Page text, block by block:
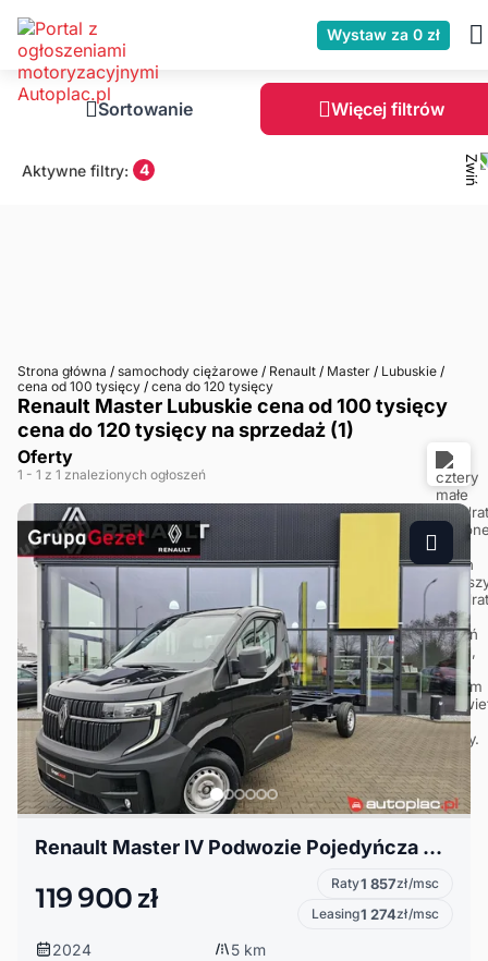
Wystaw za 0 zł
Sortowanie Więcej filtrów
Aktywne filtry: 4
Strona główna / samochody ciężarowe / Renault / Master / Lubuskie /
cena od 100 tysięcy / cena do 120 tysięcy
Renault Master Lubuskie cena od 100 tysięcy
cena do 120 tysięcy na sprzedaż (1)
Oferty
1 - 1 z 1 znalezionych ogłoszeń
Renault Master IV Podwozie Pojedyńcza Kabina FWD EXTRA 3,5TL3 2.0 dCi 170
119 900 zł Raty1 857zł/msc
Leasing1 274zł/msc
2024
5 km